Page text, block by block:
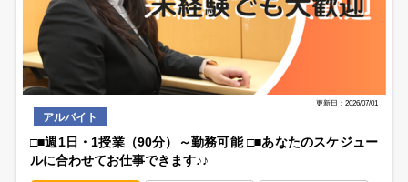
更新日：2026/07/01
アルバイト
□■週1日・1授業（90分）～勤務可能 □■あなたのスケジュー
ルに合わせてお仕事できます♪♪